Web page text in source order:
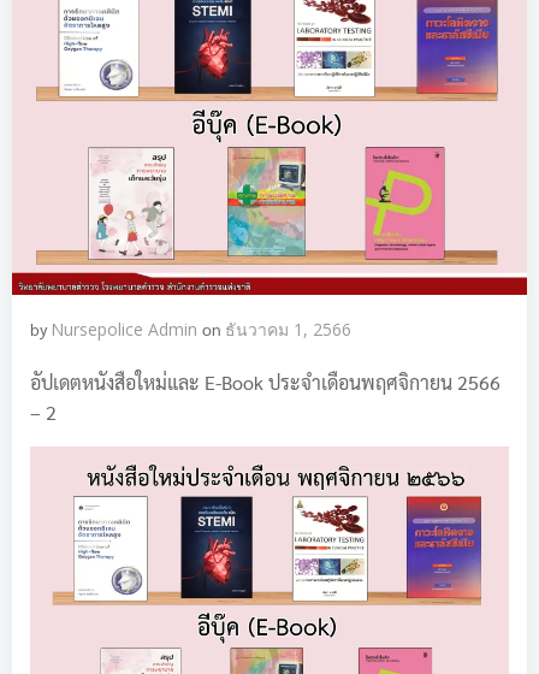
by Nursepolice Admin on ธันวาคม 1, 2566
อัปเดตหนังสือใหม่และ E-Book ประจำเดือนพฤศจิกายน 2566
– 2